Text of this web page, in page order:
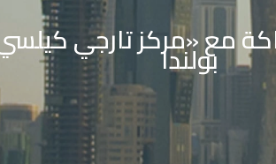
مع «مركز تارجي
بولندا